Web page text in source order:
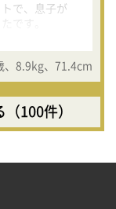
で、息子が
です。
んを寒さか
ました。
、たくさんの
ットです。
入ったの
、8.9kg、71.4cm
100件）